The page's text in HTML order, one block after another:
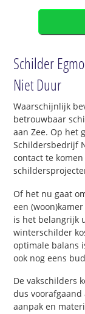
Schilder
Niet Duur
Waarschijnlijk
betrouwbaar
aan Zee. Op het
Schildersbedrijf
contact te
Of het nu gaat
een
is het belangrijk
winterschilder
optimale balans
ook nog eens
De vakschilders
dus
aanpak en